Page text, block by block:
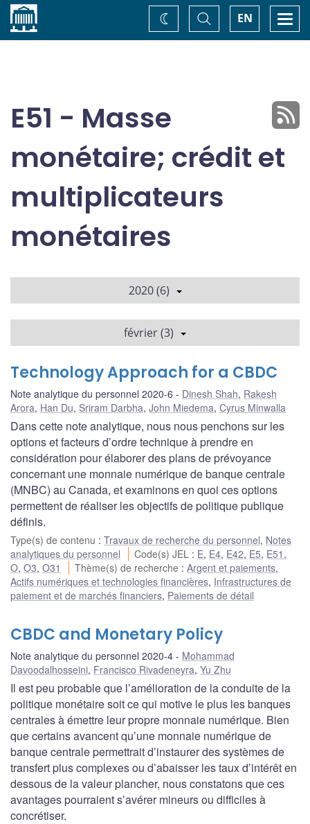
Accueil EN
Basculer
la
recherche
Changez
de
E51 - Masse
monétaire; crédit et
multiplicateurs
monétaires
2020 (6)
février (3)
Technology Approach for a CBDC
Note analytique du personnel 2020-6 Dinesh Shah, Rakesh
Arora, Han Du, Sriram Darbha, John Miedema, Cyrus Minwalla
Dans cette note analytique, nous nous penchons sur les
options et facteurs d’ordre technique à prendre en
considération pour élaborer des plans de prévoyance
concernant une monnaie numérique de banque centrale
(MNBC) au Canada, et examinons en quoi ces options
permettent de réaliser les objectifs de politique publique
définis.
Type(s) de contenu : Travaux de recherche du personnel, Notes
analytiques du personnel
Code(s) JEL : E, E4, E42, E5, E51 ,
O, O3, O31 Thème(s) de recherche :Argent et paiements,
Actifs numériques et technologies financières, Infrastructures de
paiement et de marchés financiers, Paiements de détail
CBDC and Monetary Policy
Note analytique du personnel 2020-4
Mohammad
Davoodalhosseini, Francisco Rivadeneyra, Yu Zhu
Il est peu probable que l’amélioration de la conduite de la
politique monétaire soit ce qui motive le plus les banques
centrales à émettre leur propre monnaie numérique. Bien
que certains avancent qu’une monnaie numérique de
banque centrale permettrait d’instaurer des systèmes de
transfert plus complexes ou d’abaisser les taux d’intérêt en
dessous de la valeur plancher, nous constatons que ces
avantages pourraient s’avérer mineurs ou difficiles à
concrétiser.